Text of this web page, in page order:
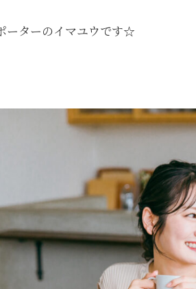
ーターのイマユウです☆